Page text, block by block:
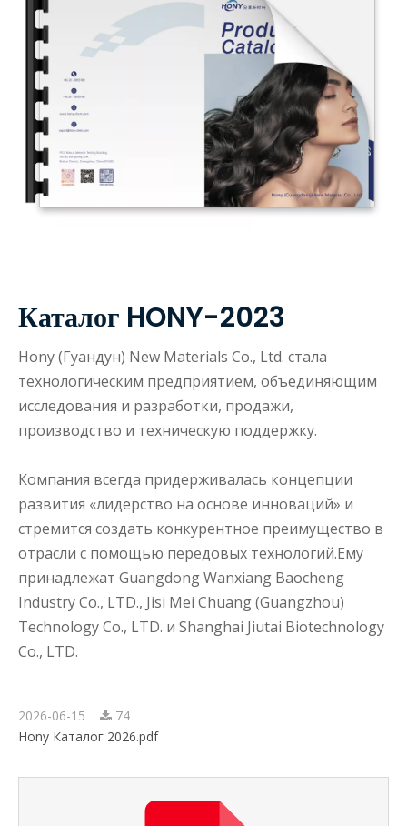
Каталог HONY-2023
Hony (Гуандун) New Materials Co., Ltd. стала
технологическим предприятием, объединяющим
исследования и разработки, продажи,
производство и техническую поддержку.
Компания всегда придерживалась концепции
развития «лидерство на основе инноваций» и
стремится создать конкурентное преимущество в
отрасли с помощью передовых технологий.Ему
принадлежат Guangdong Wanxiang Baocheng
Industry Co., LTD., Jisi Mei Chuang (Guangzhou)
Technology Co., LTD. и Shanghai Jiutai Biotechnology
Co., LTD.
2026-06-15
74
Hony Каталог 2026.pdf